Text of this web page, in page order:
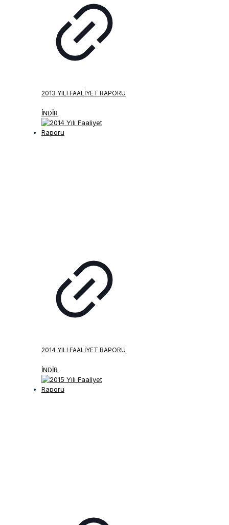
2013 YILI FAALIYET RAPORU
İNDİR
2014 YILI FAALIYET RAPORU
İNDİR